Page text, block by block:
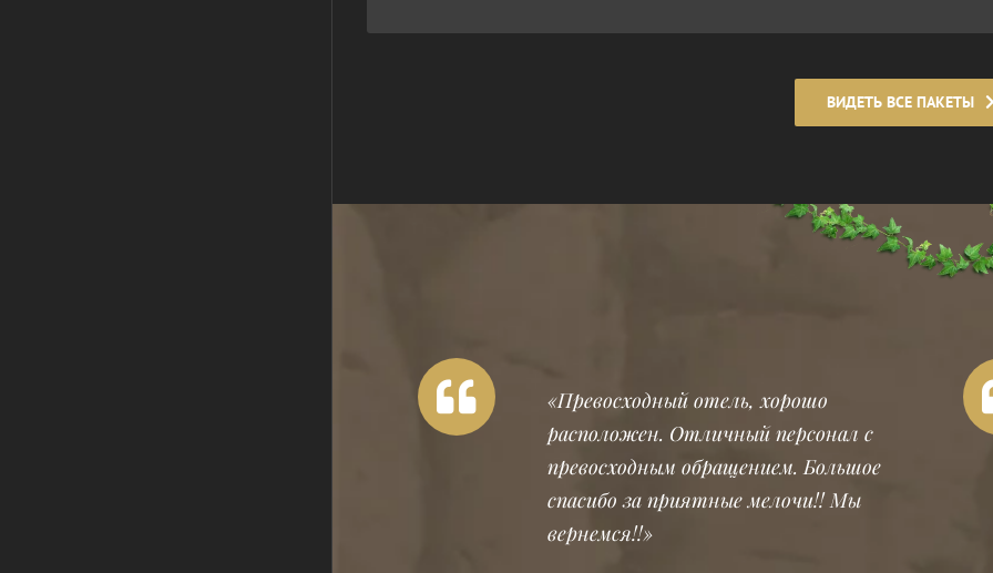
ВИДЕТЬ ВСЕ ПАКЕТЫ
«Превосходный отель, хорошо
расположен. Отличный персонал с
превосходным обращением. Большое
спасибо за приятные мелочи!! Мы
вернемся!!»